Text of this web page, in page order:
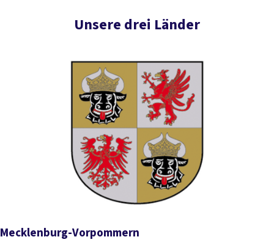
Unsere drei Länder
Mecklenburg-Vorpommern